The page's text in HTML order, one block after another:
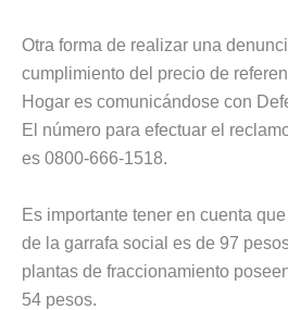
Otra forma de realizar una
cumplimiento del precio de
Hogar es comunicándose con
El número para efectuar el
es 0800-666-1518.
Es importante tener en cuenta
de la garrafa social es de 97
plantas de fraccionamiento
54 pesos.